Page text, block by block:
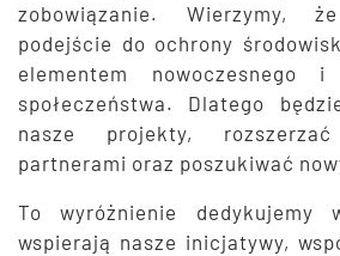
zobowiązanie. Wierzymy,
podejście do ochrony
elementem nowoczesnego i
społeczeństwa. Dlatego
nasze projekty,
partnerami oraz poszukiwać
To wyróżnienie dedykujemy
wspierają nasze inicjatywy,